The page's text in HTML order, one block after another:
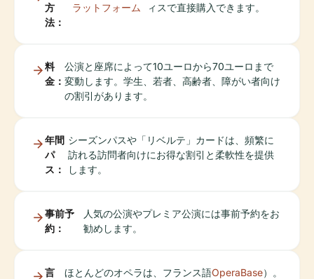
方
法：
ラットフォーム
ィスで直接購入できます。
料
金：
公演と座席によって10ユーロから70ユーロまで
変動します。学生、若者、高齢者、障がい者向け
の割引があります。
年間
パ
ス：
シーズンパスや「リベルテ」カードは、頻繁に
訪れる訪問者向けにお得な割引と柔軟性を提供
します。
事前予
約：
人気の公演やプレミア公演には事前予約をお
勧めします。
言
ほとんどのオペラは、フランス語OperaBase）。